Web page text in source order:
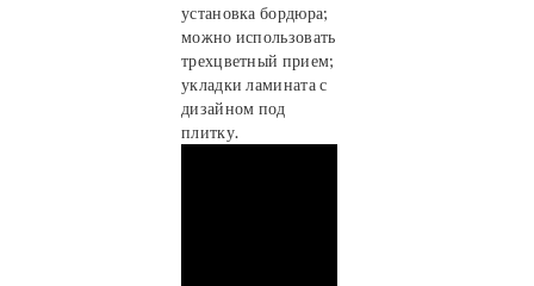
установка бордюра;
можно использовать
трехцветный прием;
укладки ламината с
дизайном под
плитку.